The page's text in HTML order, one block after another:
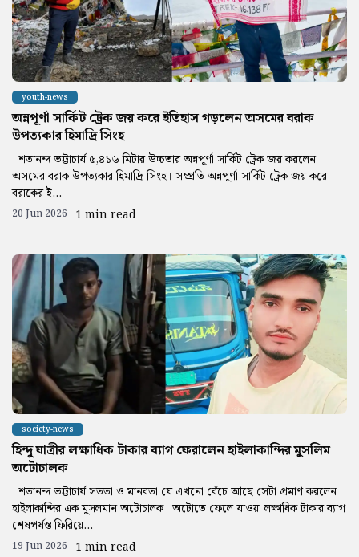
youth-news
অন্নপূর্ণা সার্কিট ট্রেক জয় করে ইতিহাস গড়লেন অসমের বরাক
উপত্যকার হিমাদ্রি সিংহ
শতানন্দ ভট্টাচার্য ৫,৪১৬ মিটার উচ্চতার অন্নপূর্ণা সার্কিট ট্রেক জয় করলেন
অসমের বরাক উপত্যকার হিমাদ্রি সিংহ। সম্প্রতি অন্নপূর্ণা সার্কিট ট্রেক জয় করে
বরাকের ই...
20 Jun 2026 1 min read
society-news
হিন্দু যাত্রীর লক্ষাধিক টাকার ব্যাগ ফেরালেন হাইলাকান্দির মুসলিম
অটোচালক
শতানন্দ ভট্টাচার্য সততা ও মানবতা যে এখনো বেঁচে আছে সেটা প্রমাণ করলেন
হাইলাকান্দির এক মুসলমান অটোচালক। অটোতে ফেলে যাওয়া লক্ষাধিক টাকার ব্যাগ
শেষপর্যন্ত ফিরিয়ে...
19 Jun 2026 1 min read